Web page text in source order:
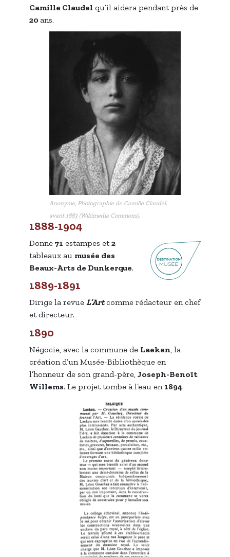
Camille Claudel qu’il aidera pendant près de
20 ans.
Anonyme, Photographie de Camille Claudel,
avant 1883 (Wikimedia Commons).
1888-1904
Donne71 estampes et2
tableaux au musée des
Beaux-Arts de Dunkerque.
1889-1891
Dirige la revue L’Artcomme rédacteur en chef
et directeur.
1890
Négocie, avec la commune de Laeken, la
création d’un Musée-Bibliothèque en
l’honneur de son grand-père, Joseph-Benoît
Willems. Le projet tombe à l’eau en 1894.